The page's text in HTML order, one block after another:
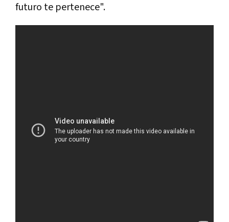
futuro te pertenece".